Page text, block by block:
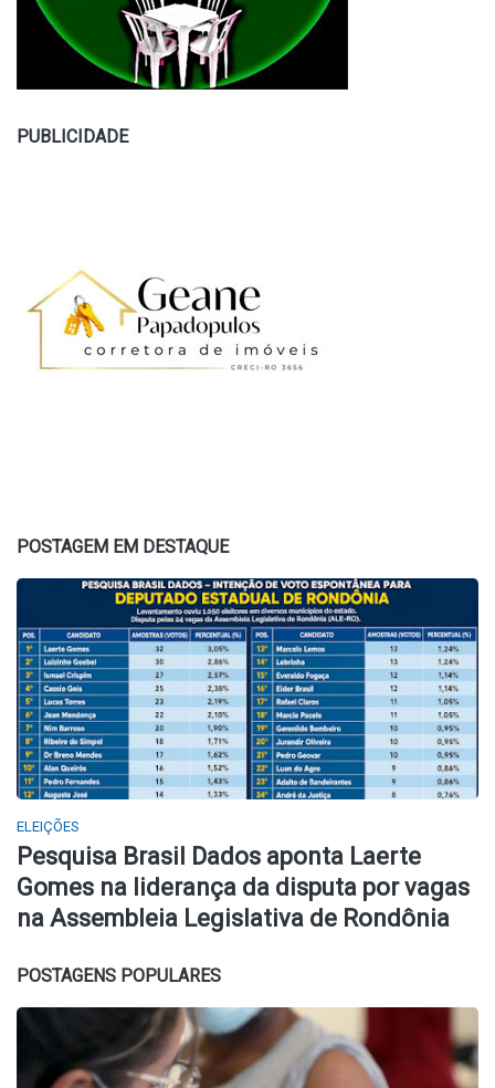
PUBLICIDADE
POSTAGEM EM DESTAQUE
ELEIÇÕES
Pesquisa Brasil Dados aponta Laerte
Gomes na liderança da disputa por vagas
na Assembleia Legislativa de Rondônia
POSTAGENS POPULARES